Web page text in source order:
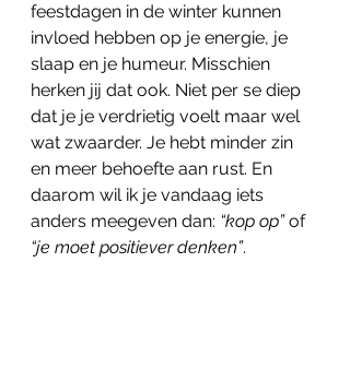
feestdagen in de winter kunnen
invloed hebben op je energie, je
slaap en je humeur. Misschien
herken jij dat ook. Niet per se diep
dat je je verdrietig voelt maar wel
wat zwaarder. Je hebt minder zin
en meer behoefte aan rust. En
daarom wil ik je vandaag iets
anders meegeven dan: “kop op” of
“je moet positiever denken”.